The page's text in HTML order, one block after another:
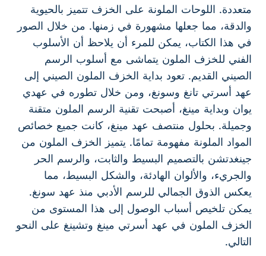
متعددة. اللوحات الملونة على الخزف تتميز بالحيوية
والدقة، مما جعلها مشهورة في زمنها. من خلال الصور
في هذا الكتاب، يمكن للمرء أن يلاحظ أن الأسلوب
الفني للخزف الملون يتماشى مع أسلوب الرسم
الصيني القديم. تعود بداية الخزف الملون الصيني إلى
عهد أسرتي تانغ وسونغ، ومن خلال تطوره في عهدي
يوان وبداية مينغ، أصبحت تقنية الرسم الملون متقنة
وجميلة. بحلول منتصف عهد مينغ، كانت جميع خصائص
المواد الملونة مفهومة تمامًا. يتميز الخزف الملون من
جينغدتشن بالتصميم البسيط والثابت، والرسم الحر
والجريء، والألوان الهادئة، والشكل البسيط، مما
يعكس الذوق الجمالي للرسم الأدبي منذ عهد سونغ.
يمكن تلخيص أسباب الوصول إلى هذا المستوى من
الخزف الملون في عهد أسرتي مينغ وتشينغ على النحو
التالي.